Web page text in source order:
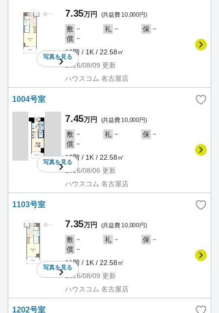
写真を見る
7.35万円 (共益費 10,000円)
敷 － 礼 － 保 －
償 －
10階 / 1K / 22.58㎡
2026/08/09 更新
ハウスコム 名古屋店
1004号室
写真を見る
7.45万円 (共益費 10,000円)
敷 － 礼 － 保 －
償 －
10階 / 1K / 22.58㎡
2026/08/06 更新
ハウスコム 名古屋店
1103号室
写真を見る
7.35万円 (共益費 10,000円)
敷 － 礼 － 保 －
償 －
11階 / 1K / 22.58㎡
2026/08/09 更新
ハウスコム 名古屋店
1202号室